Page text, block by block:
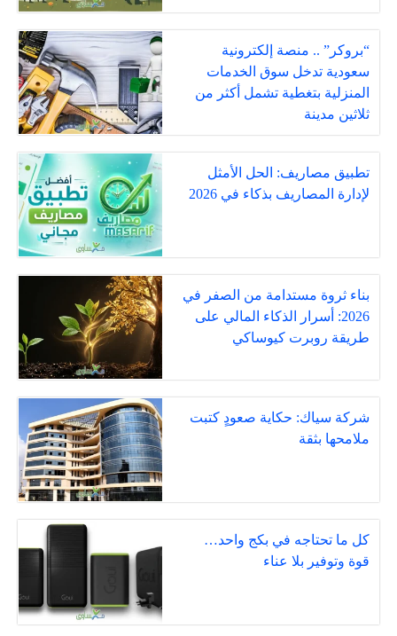
“بروكر” .. منصة إلكترونية
سعودية تدخل سوق الخدمات
المنزلية بتغطية تشمل أكثر من
ثلاثين مدينة
تطبيق مصاريف: الحل الأمثل
لإدارة المصاريف بذكاء في 2026
بناء ثروة مستدامة من الصفر في
2026: أسرار الذكاء المالي على
طريقة روبرت كيوساكي
شركة سياك: حكاية صعودٍ كتبت
ملامحها بثقة
كل ما تحتاجه في بكج واحد…
قوة وتوفير بلا عناء